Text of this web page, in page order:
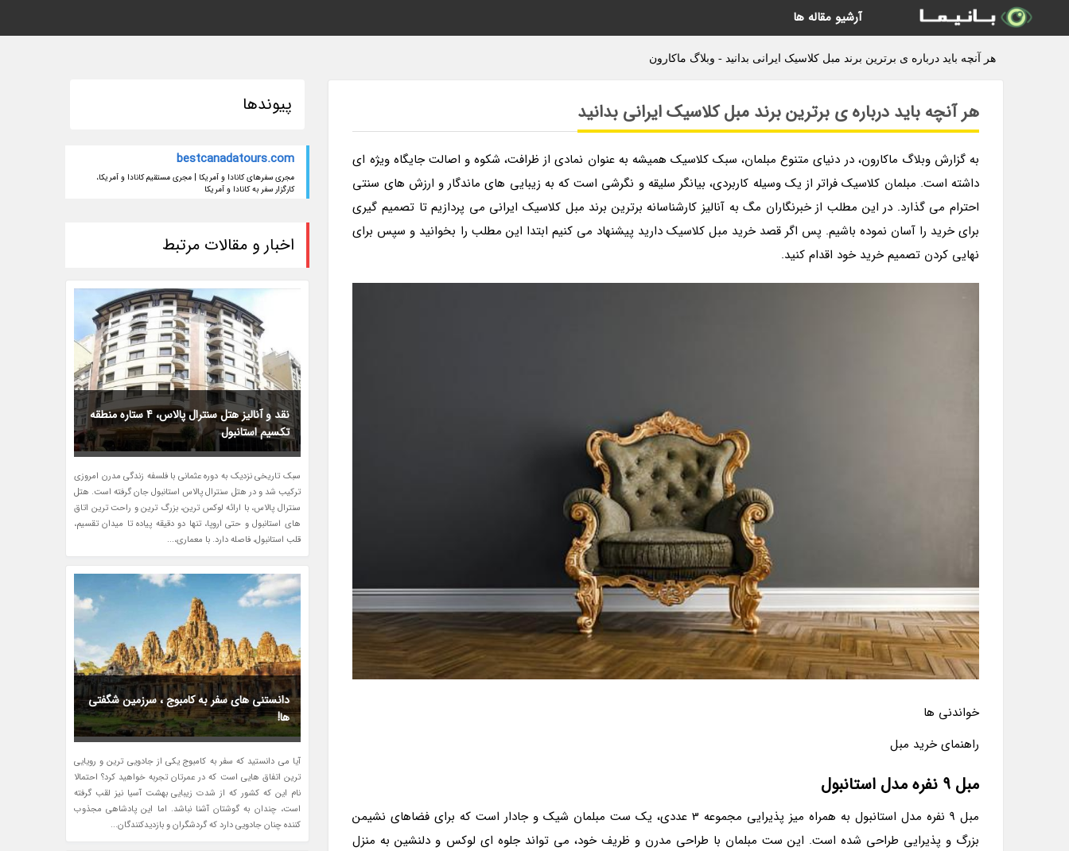
هر آنچه باید درباره ی برترین برند مبل کلاسیک ایرانی بدانید - وبلاگ ماکارون
هر آنچه باید درباره ی برترین برند مبل کلاسیک ایرانی بدانید
به گزارش وبلاگ ماکارون، در دنیای متنوع مبلمان، سبک کلاسیک همیشه به عنوان نمادی از ظرافت، شکوه و اصالت جایگاه ویژه ای
داشته است. مبلمان کلاسیک فراتر از یک وسیله کاربردی، بیانگر سلیقه و نگرشی است که به زیبایی های ماندگار و ارزش های سنتی
احترام می گذارد. در این مطلب از خبرنگاران مگ به آنالیز کارشناسانه برترین برند مبل کلاسیک ایرانی می پردازیم تا تصمیم گیری
برای خرید را آسان نموده باشیم. پس اگر قصد خرید مبل کلاسیک دارید پیشنهاد می کنیم ابتدا این مطلب را بخوانید و سپس برای
نهایی کردن تصمیم خرید خود اقدام کنید.
خواندنی ها
راهنمای خرید مبل
مبل 9 نفره مدل استانبول
مبل 9 نفره مدل استانبول به همراه میز پذیرایی مجموعه 3 عددی، یک ست مبلمان شیک و جادار است که برای فضاهای نشیمن
بزرگ و پذیرایی طراحی شده است. این ست مبلمان با طراحی مدرن و ظریف خود، می تواند جلوه ای لوکس و دلنشین به منزل
پیوندها
bestcanadatours.com
مجری سفرهای کانادا و آمریکا | مجری مستقیم کانادا و آمریکا،
کارگزار سفر به کانادا و آمریکا
اخبار و مقالات مرتبط
نقد و آنالیز هتل سنترال پالاس، 4 ستاره منطقه
تکسیم استانبول
سبک تاریخی نزدیک به دوره عثمانی با فلسفه زندگی مدرن امروزی
ترکیب شد و در هتل سنترال پالاس استانبول جان گرفته است. هتل
سنترال پالاس، با ارائه لوکس ترین، بزرگ ترین و راحت ترین اتاق
های استانبول و حتی اروپا، تنها دو دقیقه پیاده تا میدان تقسیم،
قلب استانبول، فاصله دارد. با معماری،...
دانستنی های سفر به کامبوج ، سرزمین شگفتی
ها!
آیا می دانستید که سفر به کامبوج یکی از جادویی ترین و رویایی
ترین اتفاق هایی است که در عمرتان تجربه خواهید کرد؟ احتمالا
نام این که کشور که از شدت زیبایی بهشت آسیا نیز لقب گرفته
است، چندان به گوشتان آشنا نباشد. اما این پادشاهی مجذوب
کننده چنان جادویی دارد که گردشگران و بازدیدکنندگان...
آرشیو مقاله ها